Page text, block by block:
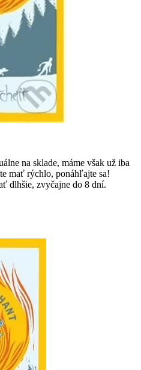
na sklade, máme však už iba
mať rýchlo, ponáhľajte sa!
dlhšie, zvyčajne do 8 dní.